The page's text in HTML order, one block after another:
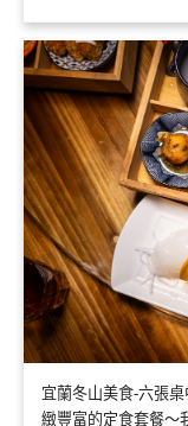
宜蘭冬山美食-六張
緻豐富的定食套餐～